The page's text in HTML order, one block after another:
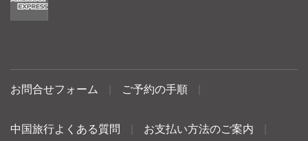
お問合せフォーム ご予約の手順
中国旅行よくある質問 お支払い方法のご案内